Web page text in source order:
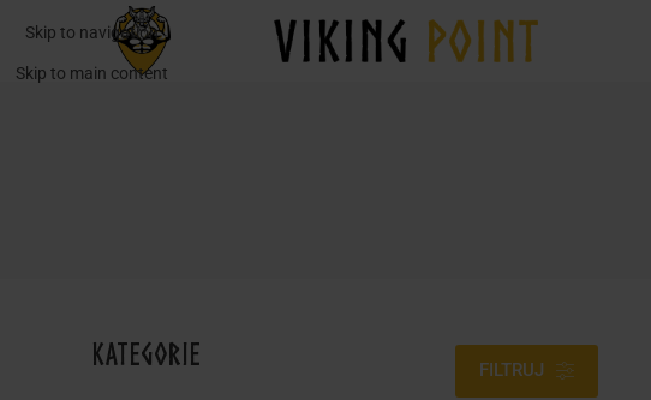
Skip to navigation
Skip to main content
KATEGORIE FILTRUJ